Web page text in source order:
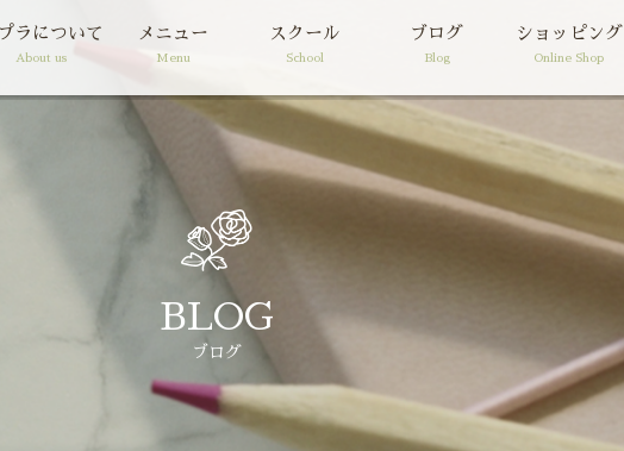
ラについて
About us
メニュー
Menu
スクール
School
ブログ
Blog
ショッピング
Online Shop
BLOG
ブログ